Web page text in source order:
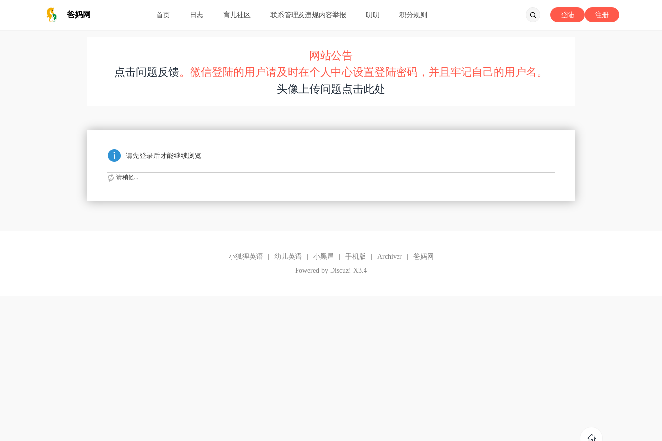
爸妈网 首页 日志 育儿社区 联系管理及违规内容举报 叨叨 积分规则 注册
登陆
网站公告
点击问题反馈。微信登陆的用户请及时在个人中心设置登陆密码，并且牢记自己的用户名。
头像上传问题点击此处
请先登录后才能继续浏览
请稍候...
小狐狸英语 幼儿英语 小黑屋 手机版 Archiver
爸妈网
Powered by Discuz! X3.4